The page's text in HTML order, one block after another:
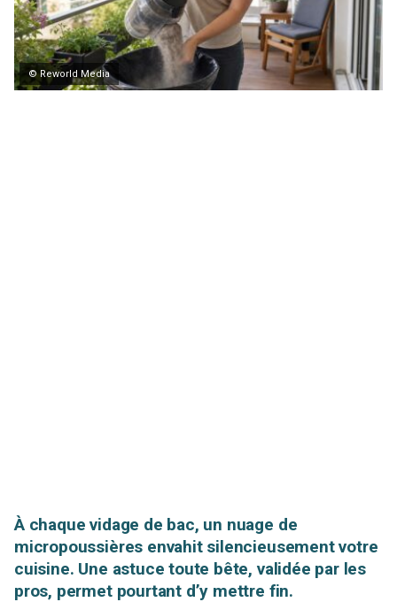
© Reworld Media
À chaque vidage de bac, un nuage de
micropoussières envahit silencieusement votre
cuisine. Une astuce toute bête, validée par les
pros, permet pourtant d’y mettre fin.